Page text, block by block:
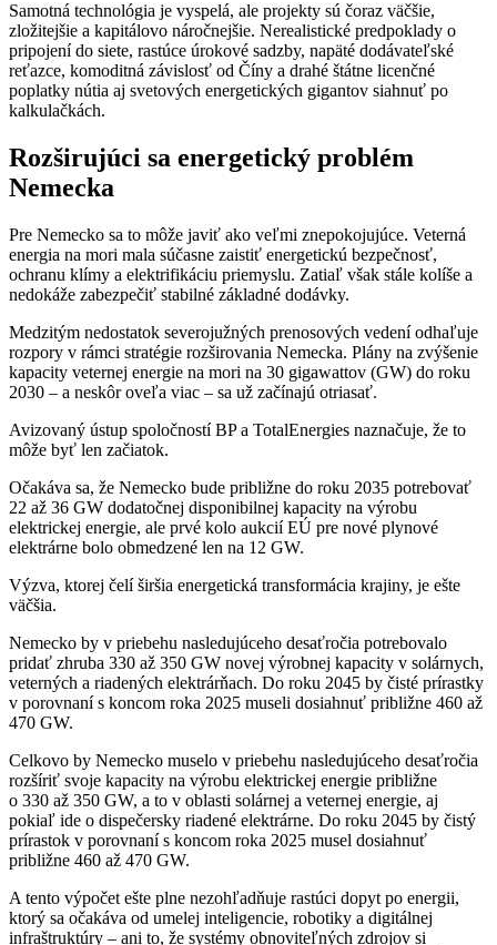
Samotná technológia je vyspelá, ale projekty sú čoraz väčšie,
zložitejšie a kapitálovo náročnejšie. Nerealistické predpoklady o
pripojení do siete, rastúce úrokové sadzby, napäté dodávateľské
reťazce, komoditná závislosť od Číny a drahé štátne licenčné
poplatky nútia aj svetových energetických gigantov siahnuť po
kalkulačkách.
Rozširujúci sa energetický problém
Nemecka
Pre Nemecko sa to môže javiť ako veľmi znepokojujúce. Veterná
energia na mori mala súčasne zaistiť energetickú bezpečnosť,
ochranu klímy a elektrifikáciu priemyslu. Zatiaľ však stále kolíše a
nedokáže zabezpečiť stabilné základné dodávky.
Medzitým nedostatok severojužných prenosových vedení odhaľuje
rozpory v rámci stratégie rozširovania Nemecka. Plány na zvýšenie
kapacity veternej energie na mori na 30 gigawattov (GW) do roku
2030 – a neskôr oveľa viac – sa už začínajú otriasať.
Avizovaný ústup spoločností BP a TotalEnergies naznačuje, že to
môže byť len začiatok.
Očakáva sa, že Nemecko bude približne do roku 2035 potrebovať
22 až 36 GW dodatočnej disponibilnej kapacity na výrobu
elektrickej energie, ale prvé kolo aukcií EÚ pre nové plynové
elektrárne bolo obmedzené len na 12 GW.
Výzva, ktorej čelí širšia energetická transformácia krajiny, je ešte
väčšia.
Nemecko by v priebehu nasledujúceho desaťročia potrebovalo
pridať zhruba 330 až 350 GW novej výrobnej kapacity v solárnych,
veterných a riadených elektrárňach. Do roku 2045 by čisté prírastky
v porovnaní s koncom roka 2025 museli dosiahnuť približne 460 až
470 GW.
Celkovo by Nemecko muselo v priebehu nasledujúceho desaťročia
rozšíriť svoje kapacity na výrobu elektrickej energie približne
o 330 až 350 GW, a to v oblasti solárnej a veternej energie, aj
pokiaľ ide o dispečersky riadené elektrárne. Do roku 2045 by čistý
prírastok v porovnaní s koncom roka 2025 musel dosiahnuť
približne 460 až 470 GW.
A tento výpočet ešte plne nezohľadňuje rastúci dopyt po energii,
ktorý sa očakáva od umelej inteligencie, robotiky a digitálnej
infraštruktúry – ani to, že systémy obnoviteľných zdrojov si